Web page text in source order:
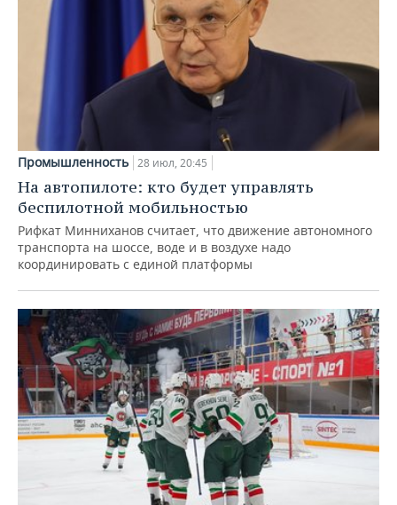
Промышленность 28 июл, 20:45
На автопилоте: кто будет управлять
беспилотной мобильностью
Рифкат Минниханов считает, что движение автономного
транспорта на шоссе, воде и в воздухе надо
координировать с единой платформы